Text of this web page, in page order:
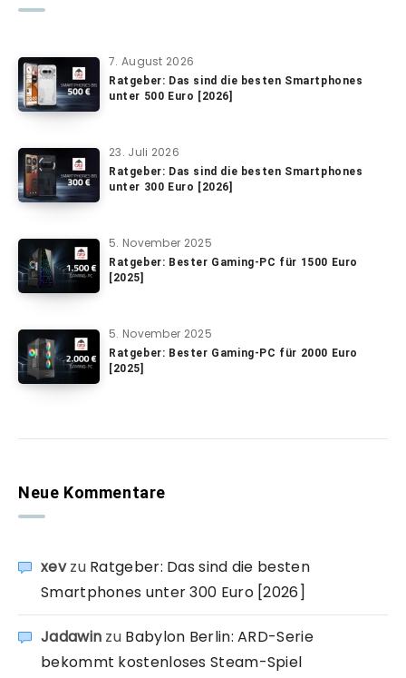
7. August 2026
Ratgeber: Das sind die besten Smartphones
unter 500 Euro [2026]
23. Juli 2026
Ratgeber: Das sind die besten Smartphones
unter 300 Euro [2026]
5. November 2025
Ratgeber: Bester Gaming-PC für 1500 Euro
[2025]
5. November 2025
Ratgeber: Bester Gaming-PC für 2000 Euro
[2025]
Neue Kommentare
xevzu Ratgeber: Das sind die besten
Smartphones unter 300 Euro [2026]
Jadawin zu Babylon Berlin: ARD-Serie
bekommt kostenloses Steam-Spiel